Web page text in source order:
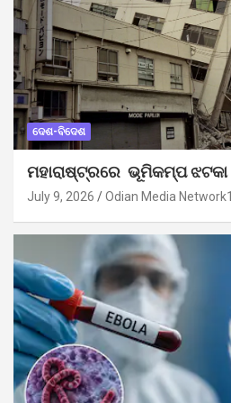
ଦେଶ-ବିଦେଶ
ମହାରାଷ୍ଟ୍ରରେ ଭୂମିକମ୍ପ ଝଟକା
July 9, 2026 Odian Media Network1